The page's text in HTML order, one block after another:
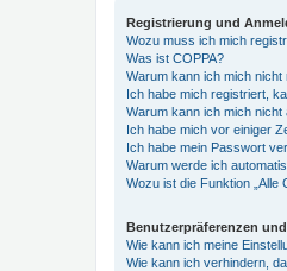
Registrierung und
Wozu muss ich mich
Was ist COPPA?
Warum kann ich mich nicht
Ich habe mich registriert,
Warum kann ich mich nicht
Ich habe mich vor einiger
Ich habe mein Passwort
Warum werde ich
Wozu ist die Funktion „Alle
Benutzerpräferenzen
Wie kann ich meine
Wie kann ich verhindern,